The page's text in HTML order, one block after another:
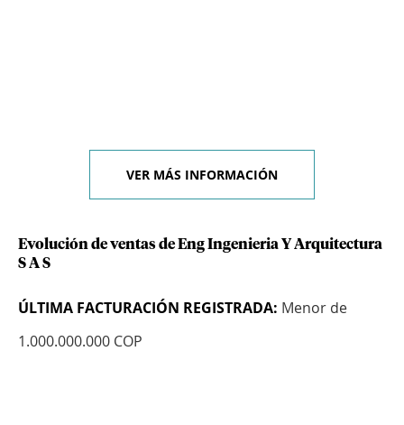
VER MÁS INFORMACIÓN
Evolución de ventas de Eng Ingenieria Y Arquitectura
S A S
ÚLTIMA FACTURACIÓN REGISTRADA: Menor de
1.000.000.000 COP